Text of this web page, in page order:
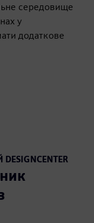
середовище
у
додаткове